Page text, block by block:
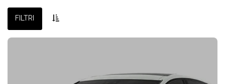
FILTRI